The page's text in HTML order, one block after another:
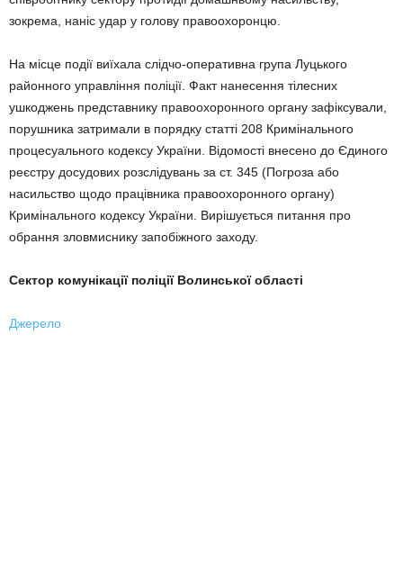
зокрема, наніс удар у голову правоохоронцю.
На місце події виїхала слідчо-оперативна група Луцького
районного управління поліції. Факт нанесення тілесних
ушкоджень представнику правоохоронного органу зафіксували,
порушника затримали в порядку статті 208 Кримінального
процесуального кодексу України. Відомості внесено до Єдиного
реєстру досудових розслідувань за ст. 345 (Погроза або
насильство щодо працівника правоохоронного органу)
Кримінального кодексу України. Вирішується питання про
обрання зловмиснику запобіжного заходу.
Сектор комунікації поліції Волинської області
Джерело